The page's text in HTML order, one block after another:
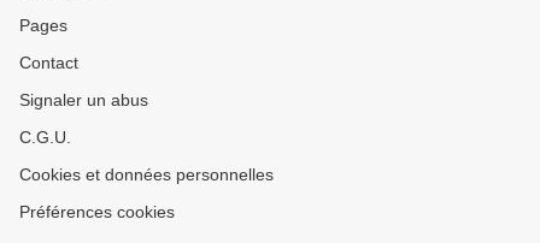
Pages
Contact
Signaler un abus
C.G.U.
Cookies et données personnelles
Préférences cookies